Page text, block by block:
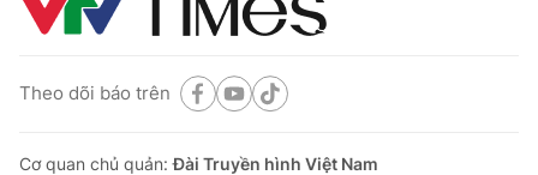
Theo dõi báo trên
Cơ quan chủ quản:Đài Truyền hình Việt Nam